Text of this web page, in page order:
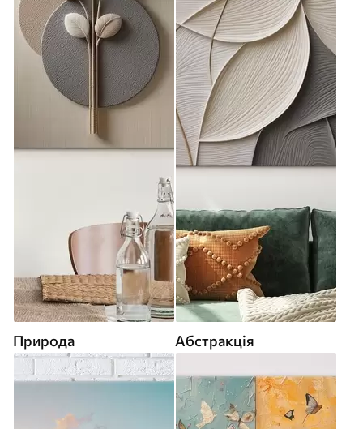
Природа Абстракція